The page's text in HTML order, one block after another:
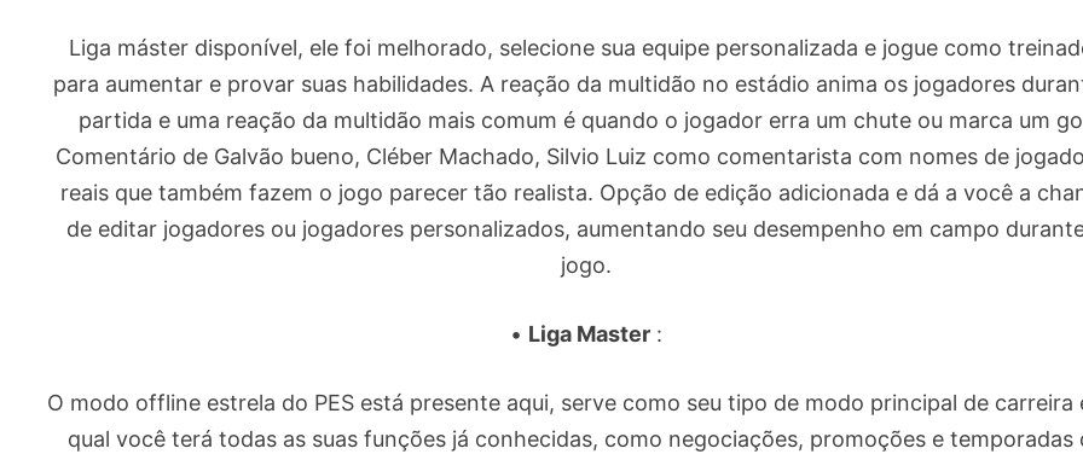
Liga máster disponível, ele foi melhorado, selecione sua equipe personalizada e jogue como
para aumentar e provar suas habilidades. A reação da multidão no estádio anima os jogadores
partida e uma reação da multidão mais comum é quando o jogador erra um chute ou marca um
Comentário de Galvão bueno, Cléber Machado, Silvio Luiz como comentarista com nomes de
reais que também fazem o jogo parecer tão realista. Opção de edição adicionada e dá a você a
de editar jogadores ou jogadores personalizados, aumentando seu desempenho em campo
jogo.
• Liga Master:
O modo offline estrela do PES está presente aqui, serve como seu tipo de modo principal de carreira
qual você terá todas as suas funções já conhecidas, como negociações, promoções e temporadas